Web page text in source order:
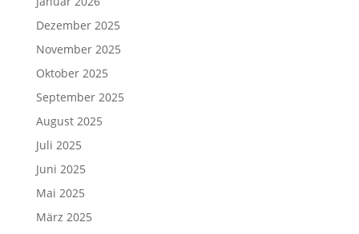
Dezember 2025
November 2025
Oktober 2025
September 2025
August 2025
Juli 2025
Juni 2025
Mai 2025
März 2025